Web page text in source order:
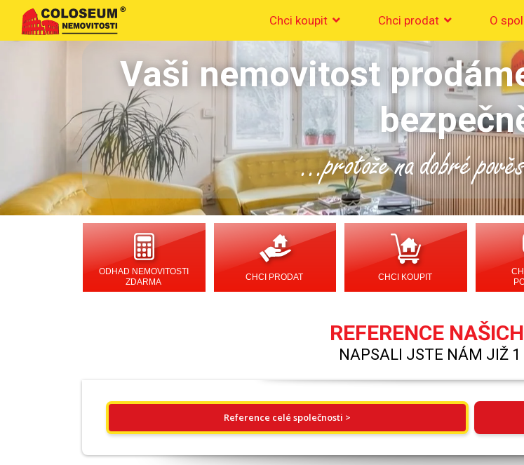
Chci koupit Chci prodat O
Vaši nemovitost
...protože na dobré
ODHAD NEMOVITOSTI
ZDARMA
CHCI PRODAT CHCI KOUPIT
REFERENCE
NAPSALI JSTE NÁM JIŽ 1
Reference celé společnosti >